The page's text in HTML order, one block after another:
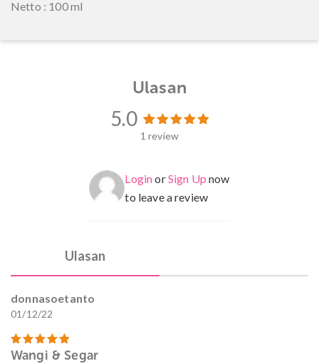
Netto : 100 ml
Ulasan
5.0
Peringkat
1
pelanggan
1 review
LoginorSign Up now
to leave a review
Ulasan
donnasoetanto
01/12/22
Dinilai 5
Wangi & Segar